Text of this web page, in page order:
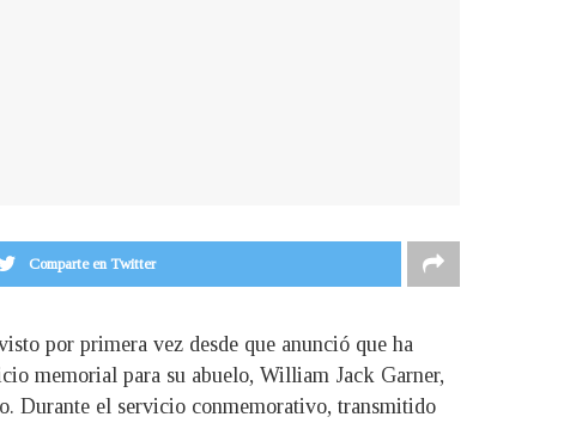
Comparte en Twitter
por primera vez desde que anunció que ha
memorial para su abuelo, William Jack Garner,
Durante el servicio conmemorativo, transmitido